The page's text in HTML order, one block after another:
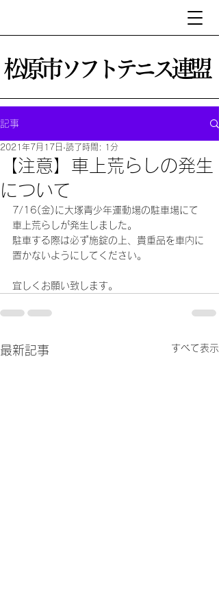
松原市ソフトテニス連盟
記事
【注意】車上荒らしの発生
について
2021年7月17日 読了時間: 1分
7/16(金)に大塚青少年運動場の駐車場にて
車上荒らしが発生しました。
駐車する際は必ず施錠の上、貴重品を車内に
置かないようにしてください。
宜しくお願い致します。
最新記事 すべて表示